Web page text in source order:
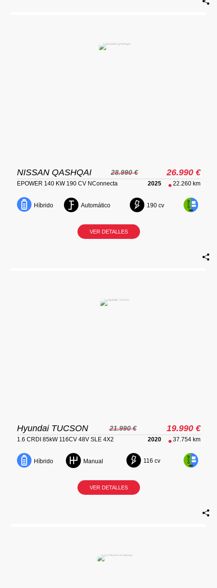
NISSAN QASHQAI 28.990 € 26.990 €
EPOWER 140 KW 190 CV NConnecta 2025 22.260 km
Híbrido Automático 190 cv
VER DETALLES
Hyundai TUCSON 21.990 € 19.990 €
1.6 CRDI 85kW 116CV 48V SLE 4X2 2020 37.754 km
Híbrido Manual 116 cv
VER DETALLES